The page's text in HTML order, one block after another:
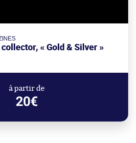
« Gold & Silver »
à partir de
20€